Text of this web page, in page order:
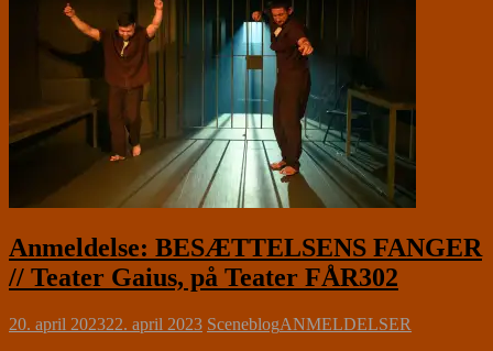
Anmeldelse: BESÆTTELSENS FANGER
// Teater Gaius, på Teater FÅR302
20. april 202322. april 2023 SceneblogANMELDELSER